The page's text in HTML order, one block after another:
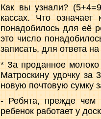
Как вы узнали?
кассах. Что
понадобилось для её
это число
записать, для ответа
* За проданное
Матроскину удочку за
новую почтовую сумку
- Ребята, прежде чем
ребенок работает у